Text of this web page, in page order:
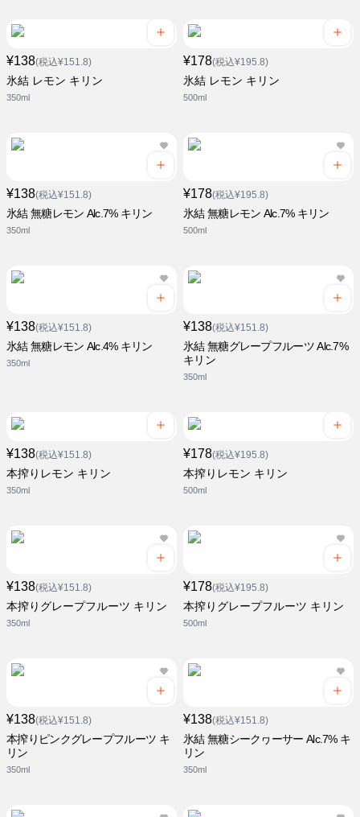
¥138(税込¥151.8)
氷結 レモン キリン
350ml
¥178(税込¥195.8)
氷結 レモン キリン
500ml
¥138(税込¥151.8)
氷結 無糖レモン Alc.7% キリン
350ml
¥178(税込¥195.8)
氷結 無糖レモン Alc.7% キリン
500ml
¥138(税込¥151.8)
氷結 無糖レモン Alc.4% キリン
350ml
¥138(税込¥151.8)
氷結 無糖グレープフルーツ Alc.7%
キリン
350ml
¥138(税込¥151.8)
本搾りレモン キリン
350ml
¥178(税込¥195.8)
本搾りレモン キリン
500ml
¥138(税込¥151.8)
本搾りグレープフルーツ キリン
350ml
¥178(税込¥195.8)
本搾りグレープフルーツ キリン
500ml
¥138(税込¥151.8)
本搾りピンクグレープフルーツ キ
リン
350ml
¥138(税込¥151.8)
氷結 無糖シークヮーサー Alc.7% キ
リン
350ml